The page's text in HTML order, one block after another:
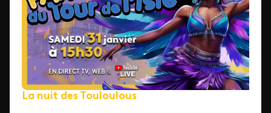
La nuit des Touloulous